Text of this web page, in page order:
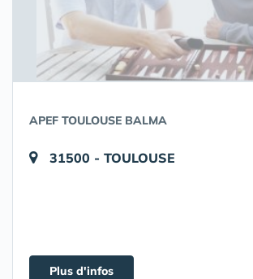
APEF TOULOUSE BALMA
31500 - TOULOUSE
Plus d'infos